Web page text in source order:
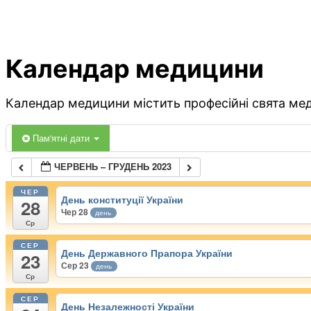
Календар медицини
Календар медицини містить професійні свята
Пам'ятні дати
ЧЕРВЕНЬ – ГРУДЕНЬ 2023
ЧЕР
28
Ср
День конституції України
Чер 28 день
СЕР
23
Ср
День Державного Прапора України
Сер 23 день
СЕР
День Незалежності України